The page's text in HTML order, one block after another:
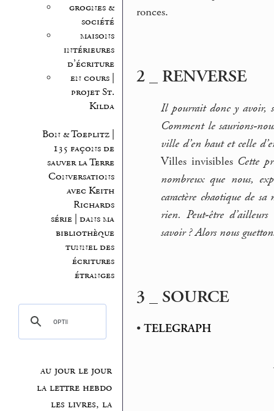
grognes &
société
maisons
intérieures
d’écriture
en cours |
projet St.
Kilda
Bon & Toeplitz |
135 façons de
sauver la Terre
Conversations
avec Keith
Richards
série | dans ma
bibliothèque
tunnel des
écritures
étranges
au jour le jour
la lettre hebdo
les livres, la
ronces.
2 _ RENVERSE
Il pourrait donc y avoir,
Comment le saurions-
ville d’en haut et celle
Villes invisiblesCette
nombreux que nous,
caractère chaotique de
rien. Peut-être
savoir ? Alors nous
3 _ SOURCE
•TELEGRAPH